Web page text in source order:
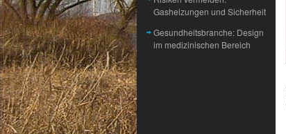
Gasheizungen und Sicherheit
Gesundheitsbranche: Design
im medizinischen Bereich